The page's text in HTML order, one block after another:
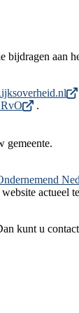
bijdragen aan
.
gemeente.
actueel
kunt u